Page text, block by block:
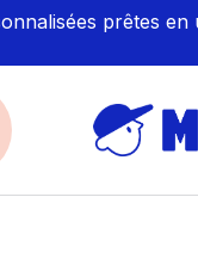
prêtes